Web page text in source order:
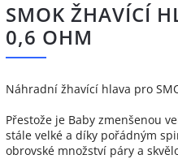
SMOK ŽHAVÍCÍ
0,6 OHM
Náhradní žhavící hlava pro
Přestože je Baby zmenšenou
stále velké a díky pořádným
obrovské množství páry a